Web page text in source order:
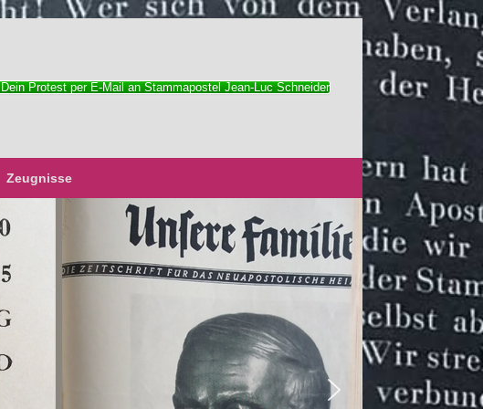
Dein Protest per E-Mail an Stammapostel Jean-Luc Schneider
Zeugnisse